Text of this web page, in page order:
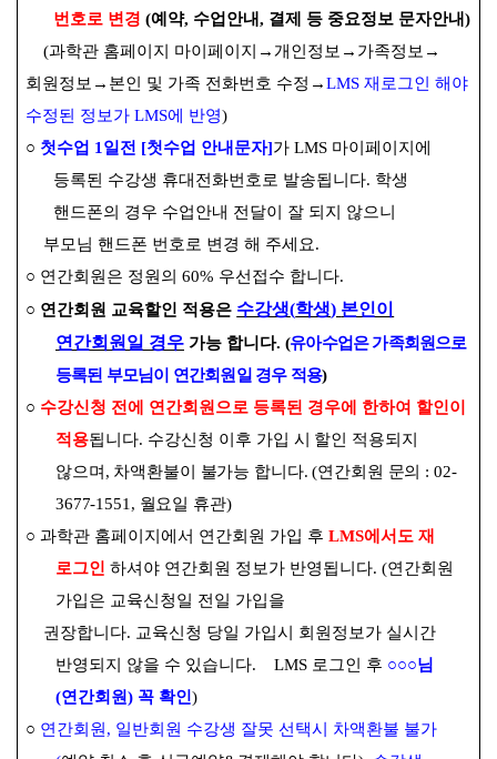
번호로 변경 (예약, 수업안내, 결제 등 중요정보 문자안내)
(과학관 홈페이지 마이페이지 → 개인정보 → 가족정보 →
회원정보 → 본인 및 가족 전화번호 수정 →LMS 재로그인 해야
수정된 정보가 LMS에 반영)
○ 첫수업 1 일전 [첫수업 안내문자]가LMS 마이페이지에
등록된 수강생 휴대전화번호로 발송됩니다. 학생
핸드폰의 경우 수업안내 전달이 잘 되지 않으니
부모님 핸드폰 번호로 변경 해 주세요.
○ 연간회원은 정원의60% 우선접수 합니다.
○ 연간회원 교육할인 적용은 수강생(학생) 본인이
연간회원일 경우 가능 합니다. (유아수업은 가족회원으로
등록된 부모님이 연간회원일 경우 적용)
○ 수강신청 전에 연간회원으로 등록된 경우에 한하여 할인이
적용됩니다. 수강신청 이후 가입 시 할인 적용되지
않으며 , 차액환불이 불가능 합니다. (연간회원 문의 : 02-
3677-1551, 월요일 휴관)
○ 과학관 홈페이지에서 연간회원 가입 후LMS에서도 재
로그인 하셔야 연간회원 정보가 반영됩니다. (연간회원
가입은 교육신청일 전일 가입을
권장합니다. 교육신청 당일 가입시 회원정보가 실시간
반영되지 않을 수 있습니다. LMS 로그인 후 ○○○님
(연간회원) 꼭 확인)
○ 연간회원 , 일반회원 수강생 잘못 선택시 차액환불 불가